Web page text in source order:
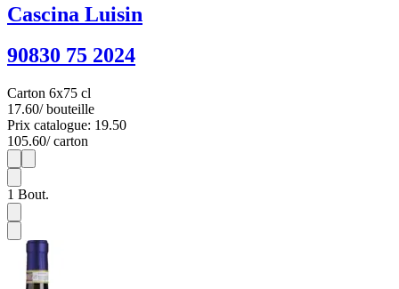
Cascina Luisin
90830 75 2024
Carton 6x75 cl
17.60/ bouteille
Prix catalogue: 19.50
105.60/ carton
1
1 Bout.